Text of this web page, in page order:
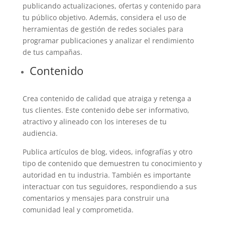
publicando actualizaciones, ofertas y contenido para
tu público objetivo. Además, considera el uso de
herramientas de gestión de redes sociales para
programar publicaciones y analizar el rendimiento
de tus campañas.
Contenido
Crea contenido de calidad que atraiga y retenga a
tus clientes. Este contenido debe ser informativo,
atractivo y alineado con los intereses de tu
audiencia.
Publica artículos de blog, videos, infografías y otro
tipo de contenido que demuestren tu conocimiento y
autoridad en tu industria. También es importante
interactuar con tus seguidores, respondiendo a sus
comentarios y mensajes para construir una
comunidad leal y comprometida.